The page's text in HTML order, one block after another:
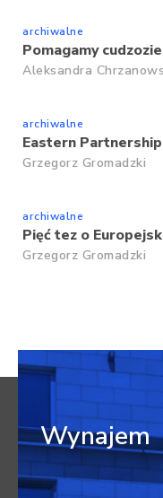
archiwalne
Pomagamy
Aleksandra
archiwalne
Eastern
Grzegorz Gromadzki
archiwalne
Pięć tez o
Grzegorz Gromadzki
Wynajem